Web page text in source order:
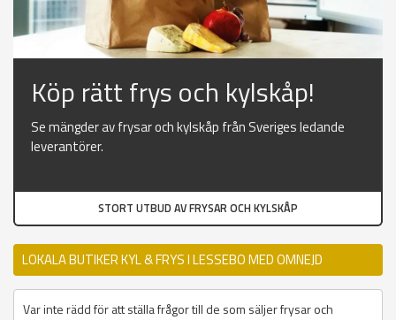
Köp rätt frys och kylskåp!
Se mängder av frysar och kylskåp från Sveriges ledande
leverantörer.
STORT UTBUD AV FRYSAR OCH KYLSKÅP
LOKALA BUTIKER KYL & FRYS I LESSEBO MED OMNEJD
Var inte rädd för att ställa frågor till de som säljer frysar och